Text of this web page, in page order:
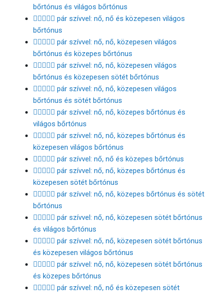
bőrtónus és világos bőrtónus
👩🏼‍❤️‍👩🏼 pár szívvel: nő, nő és közepesen világos
bőrtónus
👩🏼‍❤️‍👩🏽 pár szívvel: nő, nő, közepesen világos
bőrtónus és közepes bőrtónus
👩🏼‍❤️‍👩🏾 pár szívvel: nő, nő, közepesen világos
bőrtónus és közepesen sötét bőrtónus
👩🏼‍❤️‍👩🏿 pár szívvel: nő, nő, közepesen világos
bőrtónus és sötét bőrtónus
👩🏽‍❤️‍👩🏻 pár szívvel: nő, nő, közepes bőrtónus és
világos bőrtónus
👩🏽‍❤️‍👩🏼 pár szívvel: nő, nő, közepes bőrtónus és
közepesen világos bőrtónus
👩🏽‍❤️‍👩🏽 pár szívvel: nő, nő és közepes bőrtónus
👩🏽‍❤️‍👩🏾 pár szívvel: nő, nő, közepes bőrtónus és
közepesen sötét bőrtónus
👩🏽‍❤️‍👩🏿 pár szívvel: nő, nő, közepes bőrtónus és sötét
bőrtónus
👩🏾‍❤️‍👩🏻 pár szívvel: nő, nő, közepesen sötét bőrtónus
és világos bőrtónus
👩🏾‍❤️‍👩🏼 pár szívvel: nő, nő, közepesen sötét bőrtónus
és közepesen világos bőrtónus
👩🏾‍❤️‍👩🏽 pár szívvel: nő, nő, közepesen sötét bőrtónus
és közepes bőrtónus
👩🏾‍❤️‍👩🏾 pár szívvel: nő, nő és közepesen sötét